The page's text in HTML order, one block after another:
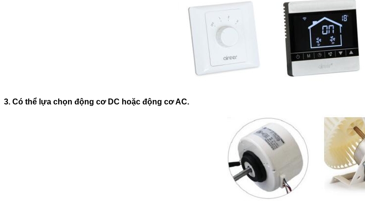
3. Có thể lựa chọn động cơ DC hoặc động cơ AC.